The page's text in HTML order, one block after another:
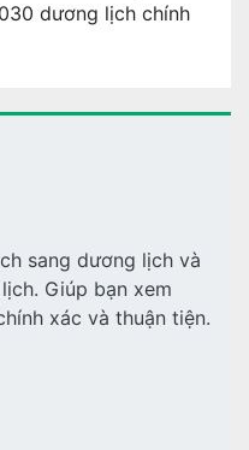
dương lịch chính
sang dương lịch và
Giúp bạn xem
xác và thuận tiện.